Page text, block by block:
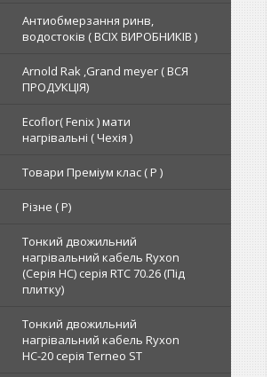
Антиобмерзання ринв,
водостоків ( ВСІХ ВИРОБНИКІВ )
Arnold Rak ,Grand meyer ( ВСЯ
ПРОДУКЦІЯ)
Ecoflor( Fenix ) мати
нагрівальні ( Чехія )
Товари Преміум клас ( Р )
Різне ( Р)
Тонкий двожильний
нагрівальний кабель Ryxon
(Серія НС) серія RTC 70.26 (Під
плитку)
Тонкий двожильний
нагрівальний кабель Ryxon
HC-20 серія Terneo ST